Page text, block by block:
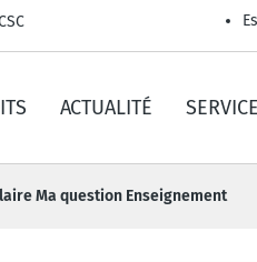
ACTUALITÉ
Ma question Enseignement